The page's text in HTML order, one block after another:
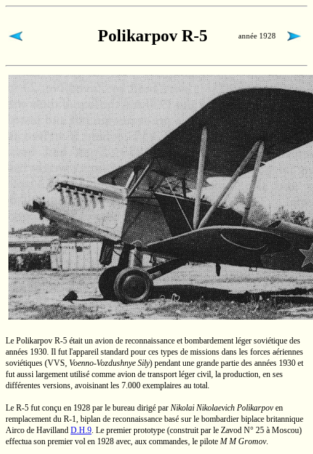
Polikarpov R-5 année 1928
Le Polikarpov R-5 était un avion de reconnaissance et bombardement léger soviétique des
années 1930. Il fut l'appareil standard pour ces types de missions dans les forces aériennes
soviétiques (VVS, Voenno-Vozdushnye Sily) pendant une grande partie des années 1930 et
fut aussi largement utilisé comme avion de transport léger civil, la production, en ses
différentes versions, avoisinant les 7.000 exemplaires au total.
Le R-5 fut conçu en 1928 par le bureau dirigé par Nikolai Nikolaevich Polikarpoven
remplacement du R-1, biplan de reconnaissance basé sur le bombardier biplace britannique
Airco de Havilland D.H.9. Le premier prototype (construit par le Zavod N° 25 à Moscou)
effectua son premier vol en 1928 avec, aux commandes, le pilote M M Gromov.